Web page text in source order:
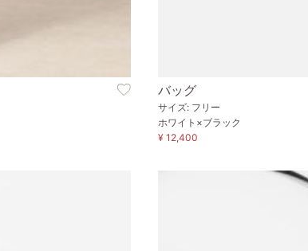
バッグ
サイズ: フリー
ホワイト×ブラック
¥ 12,400